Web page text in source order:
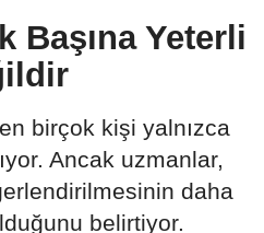
Başına Yeterli
birçok kişi yalnızca
Ancak uzmanlar,
daha
belirtiyor.